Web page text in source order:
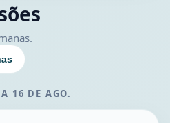
16 DE AGO.